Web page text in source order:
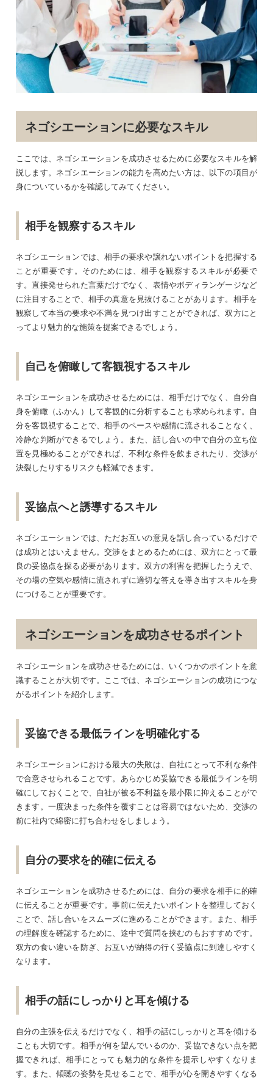
ネゴシエーションに必要なスキル
ここでは、ネゴシエーションを成功させるために必要なスキルを解
説します。ネゴシエーションの能力を高めたい方は、以下の項目が
身についているかを確認してみてください。
相手を観察するスキル
ネゴシエーションでは、相手の要求や譲れないポイントを把握する
ことが重要です。そのためには、相手を観察するスキルが必要で
す。直接発せられた言葉だけでなく、表情やボディランゲージなど
に注目することで、相手の真意を見抜けることがあります。相手を
観察して本当の要求や不満を見つけ出すことができれば、双方にと
ってより魅力的な施策を提案できるでしょう。
自己を俯瞰して客観視するスキル
ネゴシエーションを成功させるためには、相手だけでなく、自分自
身を俯瞰（ふかん）して客観的に分析することも求められます。自
分を客観視することで、相手のペースや感情に流されることなく、
冷静な判断ができるでしょう。また、話し合いの中で自分の立ち位
置を見極めることができれば、不利な条件を飲まされたり、交渉が
決裂したりするリスクも軽減できます。
妥協点へと誘導するスキル
ネゴシエーションでは、ただお互いの意見を話し合っているだけで
は成功とはいえません。交渉をまとめるためには、双方にとって最
良の妥協点を探る必要があります。双方の利害を把握したうえで、
その場の空気や感情に流されずに適切な答えを導き出すスキルを身
につけることが重要です。
ネゴシエーションを成功させるポイント
ネゴシエーションを成功させるためには、いくつかのポイントを意
識することが大切です。ここでは、ネゴシエーションの成功につな
がるポイントを紹介します。
妥協できる最低ラインを明確化する
ネゴシエーションにおける最大の失敗は、自社にとって不利な条件
で合意させられることです。あらかじめ妥協できる最低ラインを明
確にしておくことで、自社が被る不利益を最小限に抑えることがで
きます。一度決まった条件を覆すことは容易ではないため、交渉の
前に社内で綿密に打ち合わせをしましょう。
自分の要求を的確に伝える
ネゴシエーションを成功させるためには、自分の要求を相手に的確
に伝えることが重要です。事前に伝えたいポイントを整理しておく
ことで、話し合いをスムーズに進めることができます。また、相手
の理解度を確認するために、途中で質問を挟むのもおすすめです。
双方の食い違いを防ぎ、お互いが納得の行く妥協点に到達しやすく
なります。
相手の話にしっかりと耳を傾ける
自分の主張を伝えるだけでなく、相手の話にしっかりと耳を傾ける
ことも大切です。相手が何を望んでいるのか、妥協できない点を把
握できれば、相手にとっても魅力的な条件を提示しやすくなりま
す。また、傾聴の姿勢を見せることで、相手が心を開きやすくなる